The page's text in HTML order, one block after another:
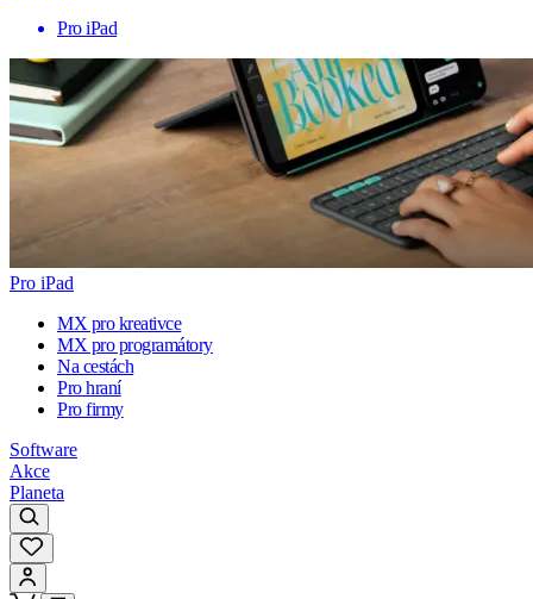
Pro iPad
Pro iPad
MX pro kreativce
MX pro programátory
Na cestách
Pro hraní
Pro firmy
Software
Akce
Planeta